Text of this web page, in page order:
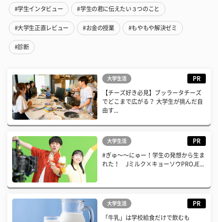
#学生インタビュー #学生の君に伝えたい３つのこと
#大学生正直レビュー #お金の授業 #もやもや解決ゼミ
#診断
大学生活 PR
【チーズ好き必見】ブッラータチーズ
でどこまで広がる？ 大学生が挑んだ自
由す...
大学生活 PR
#ぎゅ〜〜にゅー！学生の発想から生ま
れた！ Jミルク×キョーソウPROJE...
大学生活 PR
「牛乳」は学校給食だけで飲むも